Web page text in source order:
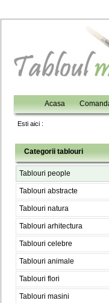
Acasa
Esti aici :
Categorii tablouri
Tablouri people
Tablouri abstracte
Tablouri natura
Tablouri arhitectura
Tablouri celebre
Tablouri animale
Tablouri flori
Tablouri masini